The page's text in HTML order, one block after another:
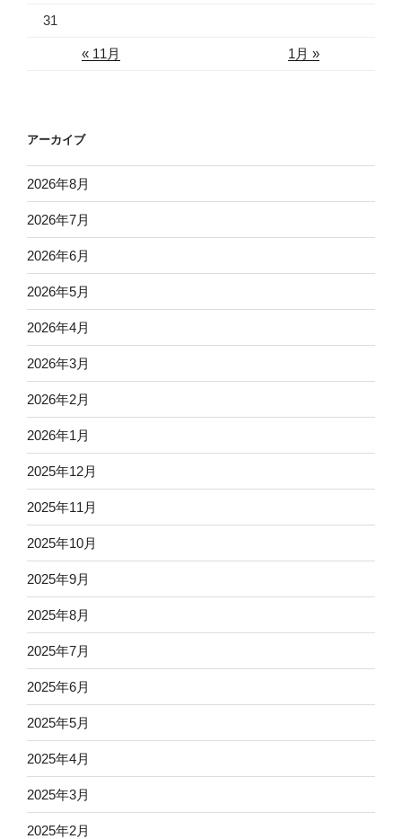
« 11月 1月 »
31
アーカイブ
2026年8月
2026年7月
2026年6月
2026年5月
2026年4月
2026年3月
2026年2月
2026年1月
2025年12月
2025年11月
2025年10月
2025年9月
2025年8月
2025年7月
2025年6月
2025年5月
2025年4月
2025年3月
2025年2月